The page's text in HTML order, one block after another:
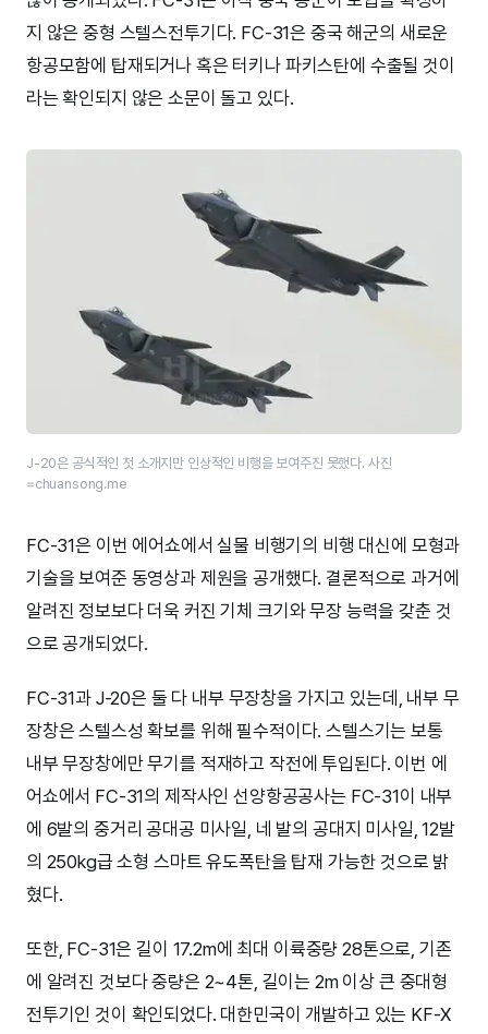
지 않은 중형 스텔스전투기다. FC-31은 중국 해군의 새로운
항공모함에 탑재되거나 혹은 터키나 파키스탄에 수출될 것이
라는 확인되지 않은 소문이 돌고 있다.
J-20은 공식적인 첫 소개지만 인상적인 비행을 보여주진 못했다. 사진
=chuansong.me
FC-31은 이번 에어쇼에서 실물 비행기의 비행 대신에 모형과
기술을 보여준 동영상과 제원을 공개했다. 결론적으로 과거에
알려진 정보보다 더욱 커진 기체 크기와 무장 능력을 갖춘 것
으로 공개되었다.
FC-31과 J-20은 둘 다 내부 무장창을 가지고 있는데, 내부 무
장창은 스텔스성 확보를 위해 필수적이다. 스텔스기는 보통
내부 무장창에만 무기를 적재하고 작전에 투입된다. 이번 에
어쇼에서 FC-31의 제작사인 선양항공공사는 FC-31이 내부
에 6발의 중거리 공대공 미사일, 네 발의 공대지 미사일, 12발
의 250kg급 소형 스마트 유도폭탄을 탑재 가능한 것으로 밝
혔다.
또한, FC-31은 길이 17.2m에 최대 이륙중량 28톤으로, 기존
에 알려진 것보다 중량은 2~4톤, 길이는 2m 이상 큰 중대형
전투기인 것이 확인되었다. 대한민국이 개발하고 있는 KF-X